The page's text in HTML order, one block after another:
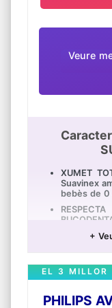
Veure
XUMET
Suavinex
bebès de
portar xumet
igual que
+
PHILIPS
EL 3 MILLOR